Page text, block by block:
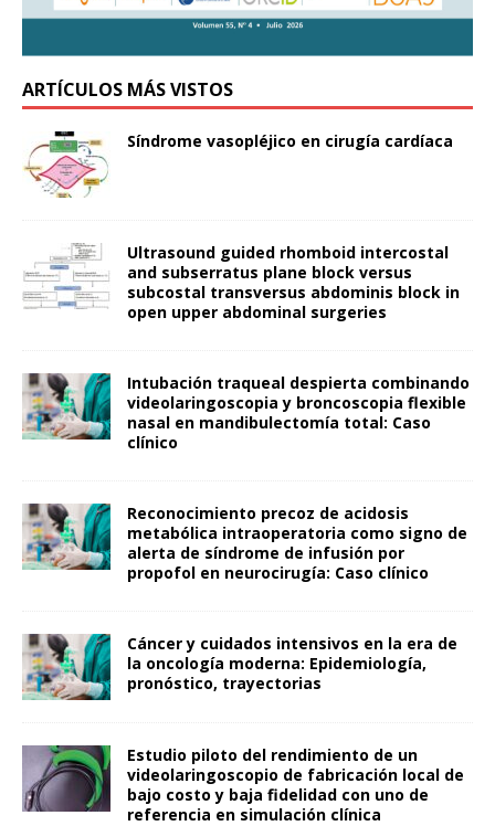
ARTÍCULOS MÁS VISTOS
Síndrome vasopléjico en cirugía cardíaca
Ultrasound guided rhomboid intercostal
and subserratus plane block versus
subcostal transversus abdominis block in
open upper abdominal surgeries
Intubación traqueal despierta combinando
videolaringoscopia y broncoscopia flexible
nasal en mandibulectomía total: Caso
clínico
Reconocimiento precoz de acidosis
metabólica intraoperatoria como signo de
alerta de síndrome de infusión por
propofol en neurocirugía: Caso clínico
Cáncer y cuidados intensivos en la era de
la oncología moderna: Epidemiología,
pronóstico, trayectorias
Estudio piloto del rendimiento de un
videolaringoscopio de fabricación local de
bajo costo y baja fidelidad con uno de
referencia en simulación clínica